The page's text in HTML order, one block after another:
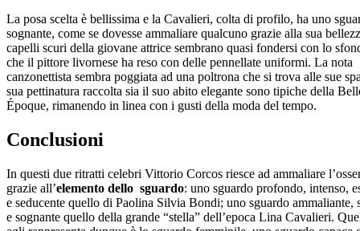
La posa scelta è bellissima e la Cavalieri, colta di profilo, ha uno
sognante, come se dovesse ammaliare qualcuno grazie alla sua
capelli scuri della giovane attrice sembrano quasi fondersi con lo
che il pittore livornese ha reso con delle pennellate uniformi. La nota
canzonettista sembra poggiata ad una poltrona che si trova alle sue
sua pettinatura raccolta sia il suo abito elegante sono tipiche della
Époque, rimanendo in linea con i gusti della moda del tempo.
Conclusioni
In questi due ritratti celebri Vittorio Corcos riesce ad ammaliare
grazie all’elemento dello sguardo: uno sguardo profondo, intenso,
e seducente quello di Paolina Silvia Bondi; uno sguardo ammaliante,
e sognante quello della grande “stella” dell’epoca Lina Cavalieri.